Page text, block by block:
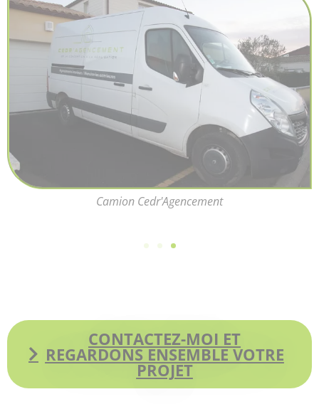
Camion Cedr'Agencement
CONTACTEZ-MOI ET
REGARDONS ENSEMBLE VOTRE
PROJET